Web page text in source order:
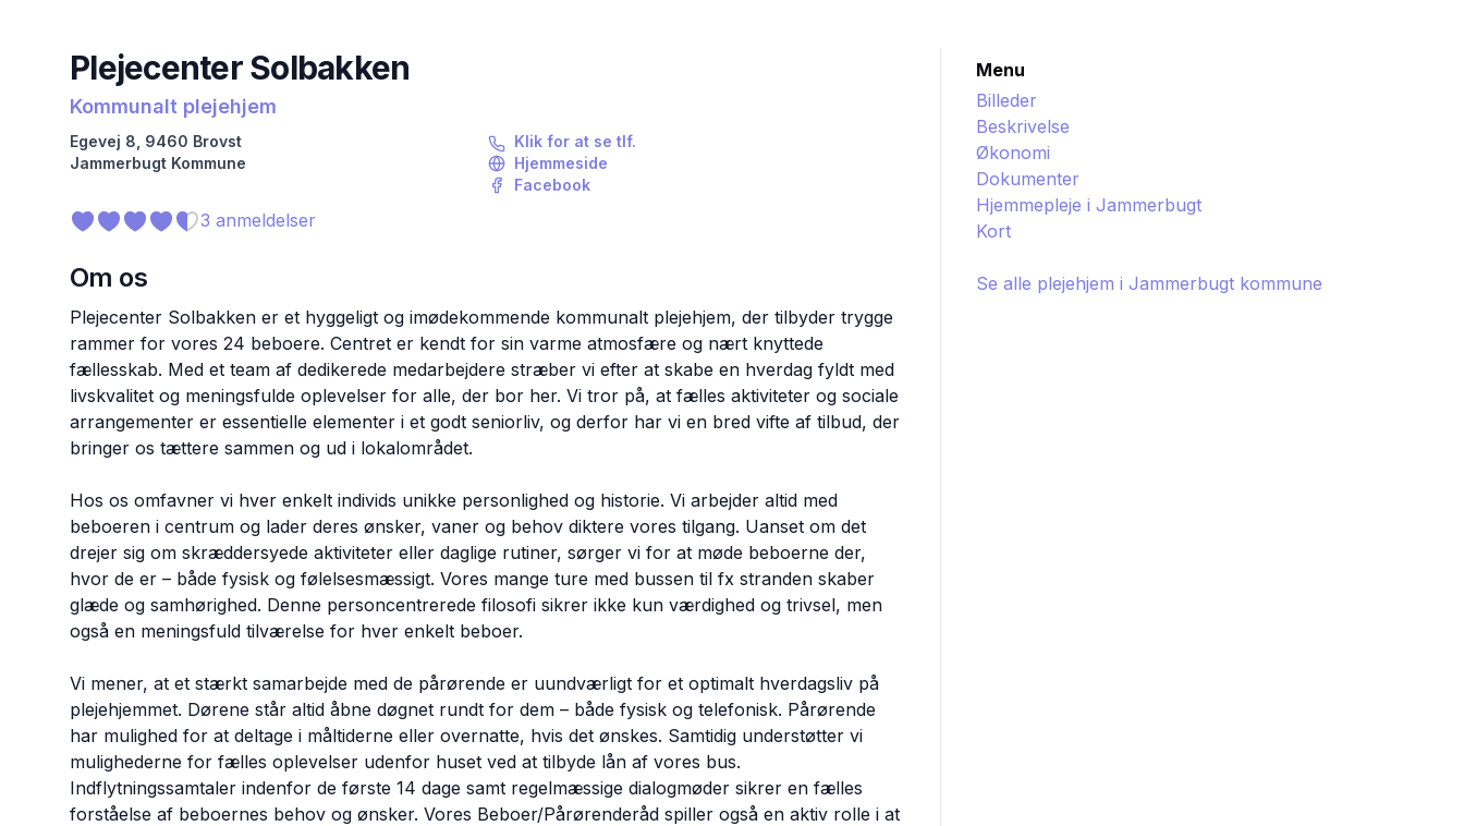
Plejecenter Solbakken
Kommunalt plejehjem
Egevej 8 9460 Brovst
Jammerbugt Kommune
Klik for at se tlf.
Hjemmeside
Facebook
3 anmeldelser
Menu
Billeder
Beskrivelse
Økonomi
Dokumenter
Hjemmepleje i Jammerbugt
Kort
Se alle plejehjem i Jammerbugt kommune
Om os
Plejecenter Solbakken er et hyggeligt og imødekommende kommunalt plejehjem, der tilbyder trygge
rammer for vores 24 beboere. Centret er kendt for sin varme atmosfære og nært knyttede
fællesskab. Med et team af dedikerede medarbejdere stræber vi efter at skabe en hverdag fyldt med
livskvalitet og meningsfulde oplevelser for alle, der bor her. Vi tror på, at fælles aktiviteter og sociale
arrangementer er essentielle elementer i et godt seniorliv, og derfor har vi en bred vifte af tilbud, der
bringer os tættere sammen og ud i lokalområdet.
Hos os omfavner vi hver enkelt individs unikke personlighed og historie. Vi arbejder altid med
beboeren i centrum og lader deres ønsker, vaner og behov diktere vores tilgang. Uanset om det
drejer sig om skræddersyede aktiviteter eller daglige rutiner, sørger vi for at møde beboerne der,
hvor de er – både fysisk og følelsesmæssigt. Vores mange ture med bussen til fx stranden skaber
glæde og samhørighed. Denne personcentrerede filosofi sikrer ikke kun værdighed og trivsel, men
også en meningsfuld tilværelse for hver enkelt beboer.
Vi mener, at et stærkt samarbejde med de pårørende er uundværligt for et optimalt hverdagsliv på
plejehjemmet. Dørene står altid åbne døgnet rundt for dem – både fysisk og telefonisk. Pårørende
har mulighed for at deltage i måltiderne eller overnatte, hvis det ønskes. Samtidig understøtter vi
mulighederne for fælles oplevelser udenfor huset ved at tilbyde lån af vores bus.
Indflytningssamtaler indenfor de første 14 dage samt regelmæssige dialogmøder sikrer en fælles
forståelse af beboernes behov og ønsker. Vores Beboer/Pårørenderåd spiller også en aktiv rolle i at